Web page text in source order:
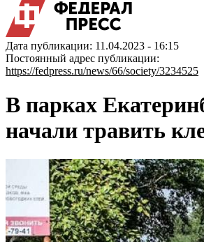
Дата публикации: 11.04.2023 - 16:15
Постоянный адрес публикации:
https://fedpress.ru/news/66/society/3234525
В парках
начали травить